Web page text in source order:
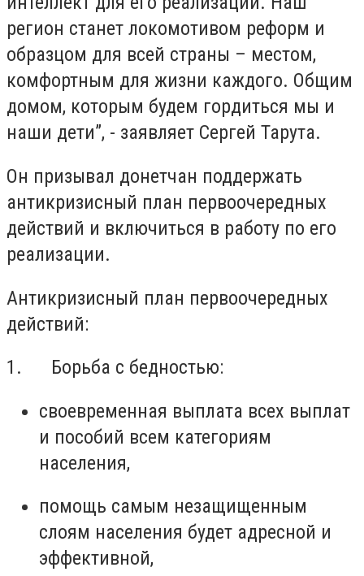
регион станет локомотивом реформ и
образцом для всей страны – местом,
комфортным для жизни каждого. Общим
домом, которым будем гордиться мы и
наши дети”, - заявляет Сергей Тарута.
Он призывал донетчан поддержать
антикризисный план первоочередных
действий и включиться в работу по его
реализации.
Антикризисный план первоочередных
действий:
1. Борьба с бедностью:
своевременная выплата всех выплат
и пособий всем категориям
населения,
помощь самым незащищенным
слоям населения будет адресной и
эффективной,